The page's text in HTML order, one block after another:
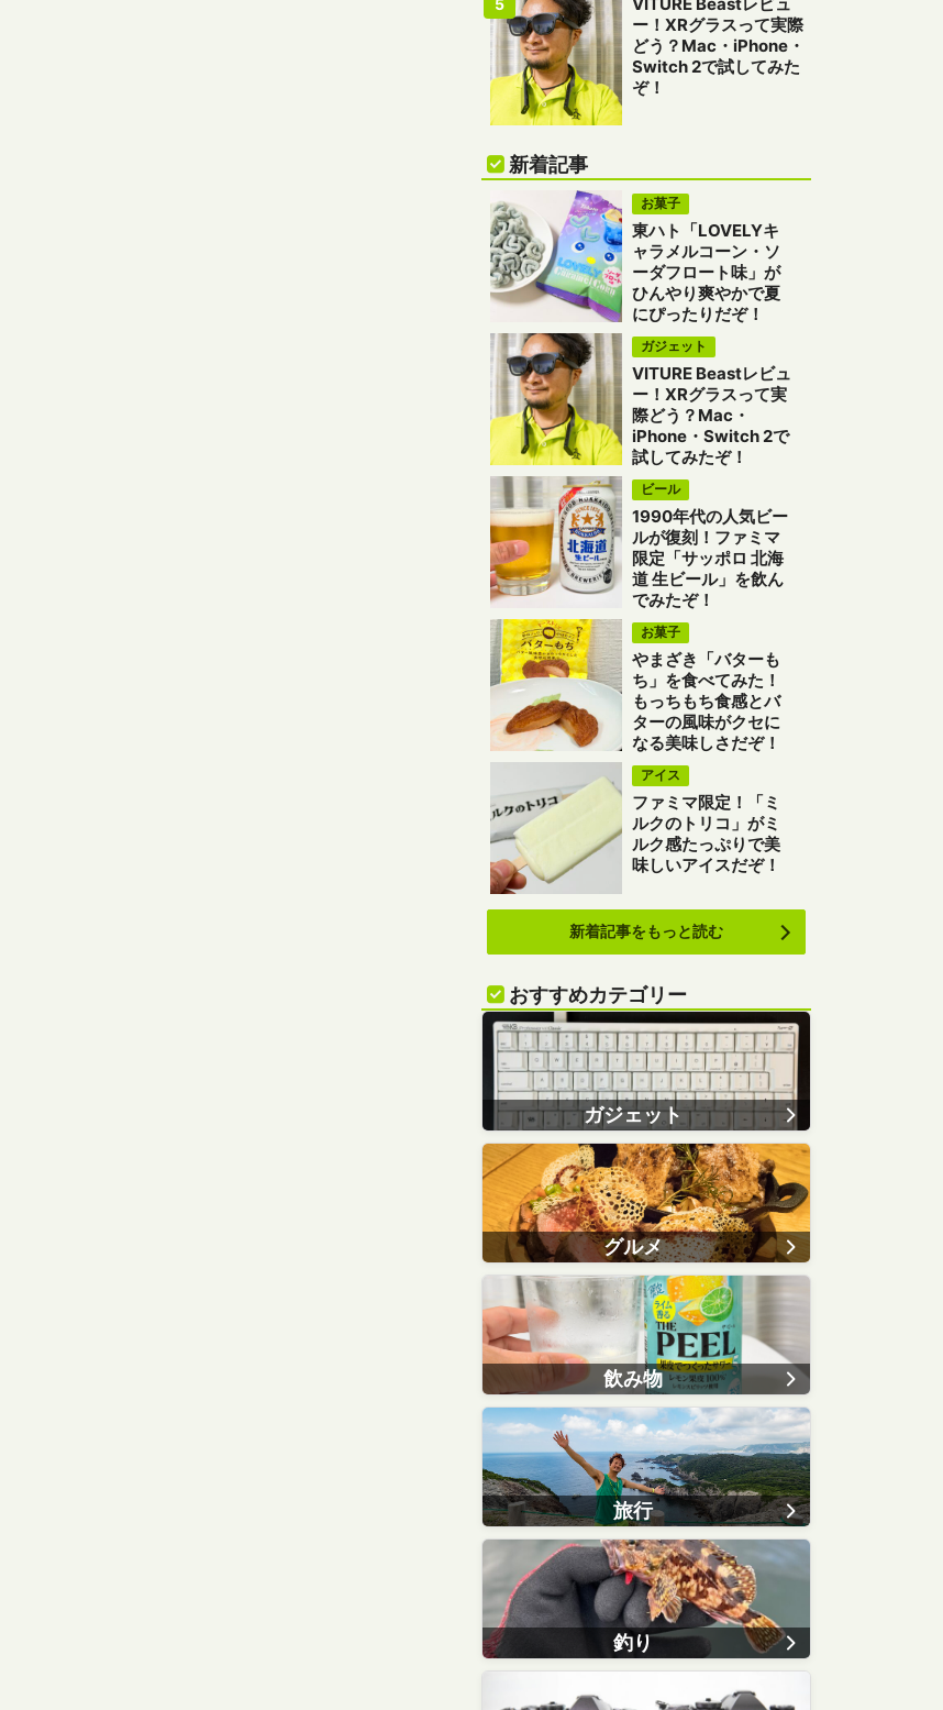
ー！XRグラスって実際
どう？Mac・iPhone・
Switch 2で試してみた
ぞ！
新着記事
お菓子
東ハト「LOVELYキ
ャラメルコーン・ソ
ーダフロート味」が
ひんやり爽やかで夏
にぴったりだぞ！
ガジェット
VITURE Beastレビュ
ー！XRグラスって実
際どう？Mac・
iPhone・Switch 2で
試してみたぞ！
ビール
1990年代の人気ビー
ルが復刻！ファミマ
限定「サッポロ 北海
道 生ビール」を飲ん
でみたぞ！
お菓子
やまざき「バターも
ち」を食べてみた！
もっちもち食感とバ
ターの風味がクセに
なる美味しさだぞ！
アイス
ファミマ限定！「ミ
ルクのトリコ」がミ
ルク感たっぷりで美
味しいアイスだぞ！
新着記事をもっと読む
おすすめカテゴリー
ガジェット
グルメ
飲み物
旅行
釣り